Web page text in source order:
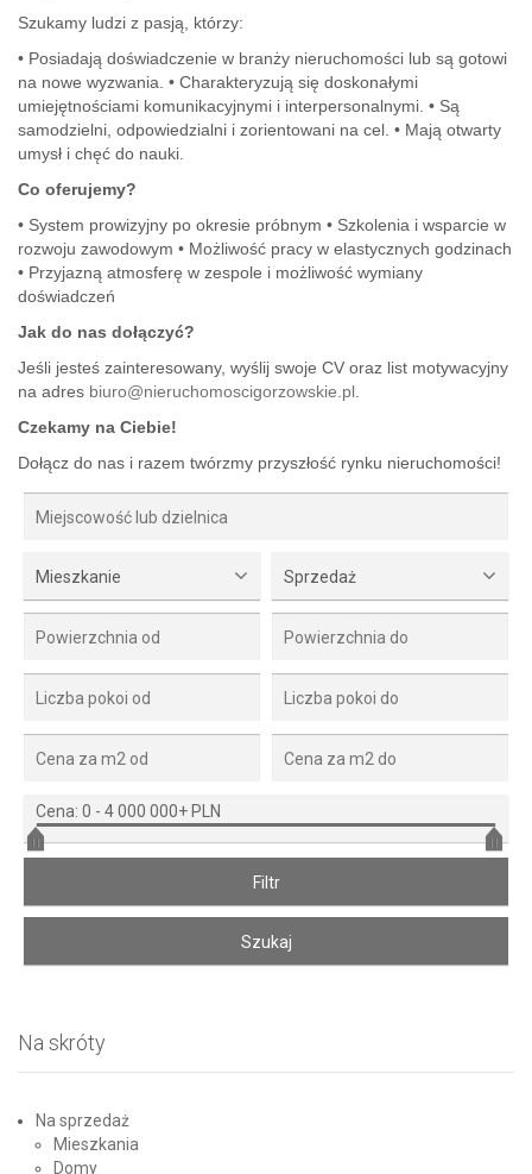
Szukamy ludzi z pasją, którzy:
• Posiadają doświadczenie w branży nieruchomości lub są gotowi
na nowe wyzwania. • Charakteryzują się doskonałymi
umiejętnościami komunikacyjnymi i interpersonalnymi. • Są
samodzielni, odpowiedzialni i zorientowani na cel. • Mają otwarty
umysł i chęć do nauki.
Co oferujemy?
• System prowizyjny po okresie próbnym • Szkolenia i wsparcie w
rozwoju zawodowym • Możliwość pracy w elastycznych godzinach
• Przyjazną atmosferę w zespole i możliwość wymiany
doświadczeń
Jak do nas dołączyć?
Jeśli jesteś zainteresowany, wyślij swoje CV oraz list motywacyjny
na adres biuro@nieruchomoscigorzowskie.pl
Czekamy na Ciebie!
Dołącz do nas i razem twórzmy przyszłość rynku nieruchomości!
Mieszkanie Sprzedaż
Cena: 0 - 4 000 000+ PLN
Na skróty
Na sprzedaż
Mieszkania
Domy